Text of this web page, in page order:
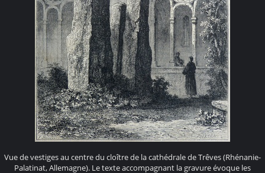
Vue de vestiges au centre du cloître de la cathédrale de Trêves (Rhénanie-
Palatinat, Allemagne). Le texte accompagnant la gravure évoque les